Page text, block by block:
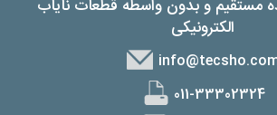
مستقیم و بدون واسطه قطعات نایاب
الکترونیکی
011-33302324